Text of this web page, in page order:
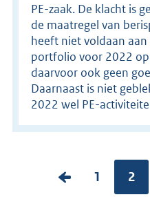
PE-zaak. De klacht is
de maatregel van
heeft niet voldaan
portfolio voor 2022
daarvoor ook geen
Daarnaast is niet
2022 wel PE-
V
P
1 2